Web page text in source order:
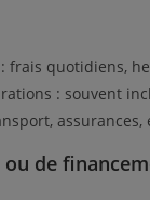
frais quotidiens,
: souvent
assurances,
ou de